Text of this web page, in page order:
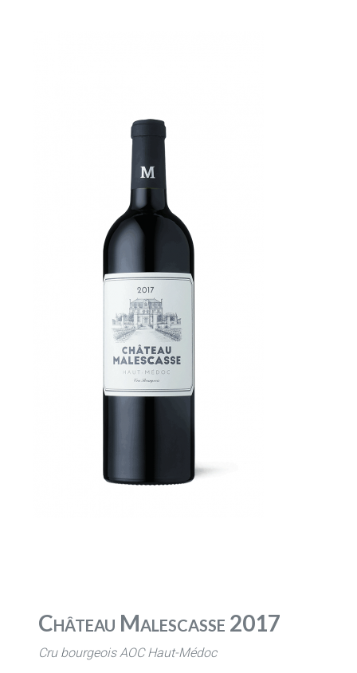
Château Malescasse 2017
Cru bourgeois AOC Haut-Médoc